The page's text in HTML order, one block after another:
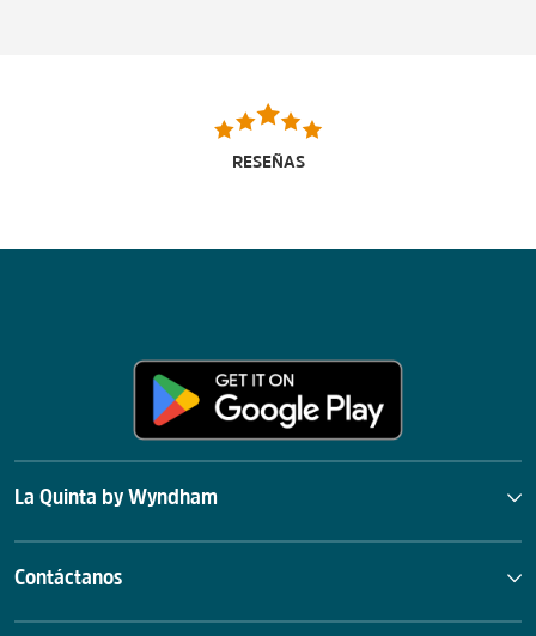
RESEÑAS
La Quinta by Wyndham
Contáctanos